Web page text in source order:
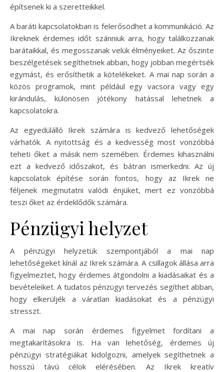
építsenek ki a szeretteikkel.
A baráti kapcsolatokban is felerősödhet a kommunikáció. Az
Ikreknek érdemes időt szánniuk arra, hogy találkozzanak
barátaikkal, és megosszanak velük élményeiket. Az őszinte
beszélgetések segíthetnek abban, hogy jobban megértsék
egymást, és erősíthetik a kötelékeket. A mai nap során a
közös programok, mint például egy vacsora vagy egy
kirándulás, különösen jótékony hatással lehetnek a
kapcsolatokra.
Az egyedülálló Ikrek számára is kedvező lehetőségek
várhatók. A nyitottság és a kedvesség most vonzóbbá
teheti őket a másik nem szemében. Érdemes kihasználni
ezt a kedvező időszakot, és bátran ismerkedni. Az új
kapcsolatok építése során fontos, hogy az Ikrek ne
féljenek megmutatni valódi énjüket, mert ez vonzóbbá
teszi őket az érdeklődők számára.
Pénzügyi helyzet
A pénzügyi helyzetük szempontjából a mai nap
lehetőségeket kínál az Ikrek számára. A csillagok állása arra
figyelmeztet, hogy érdemes átgondolni a kiadásaikat és a
bevételeiket. A tudatos pénzügyi tervezés segíthet abban,
hogy elkerüljék a váratlan kiadásokat és a pénzügyi
stresszt.
A mai nap során érdemes figyelmet fordítani a
megtakarításokra is. Ha van lehetőség, érdemes új
pénzügyi stratégiákat kidolgozni, amelyek segíthetnek a
hosszú távú célok elérésében. Az Ikrek kreatív